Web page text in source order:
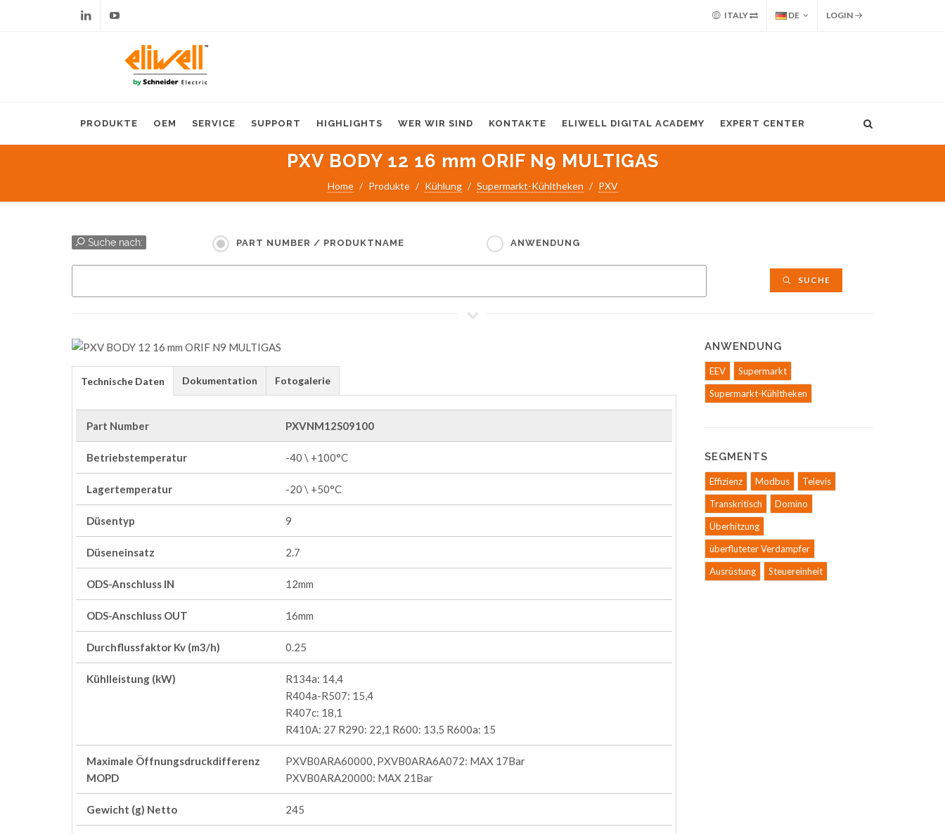
ITALY DE LOGIN
PRODUKTE OEM SERVICE SUPPORT HIGHLIGHTS WER WIR SIND KONTAKTE ELIWELL DIGITAL ACADEMY EXPERT CENTER
PXV BODY 12 16 mm ORIF N9 MULTIGAS
Home Produkte Kühlung Supermarkt-Kühltheken PXV
Suche nach: PART NUMBER / PRODUKTNAME ANWENDUNG
SUCHE
Technische Daten Dokumentation Fotogalerie
Part Number PXVNM12S09100
Betriebstemperatur -40 \ +100°C
Lagertemperatur -20 \ +50°C
Düsentyp 9
Düseneinsatz 2.7
ODS-Anschluss IN 12mm
ODS-Anschluss OUT 16mm
Durchflussfaktor Kv (m3/h) 0.25
Kühlleistung (kW)
R134a: 14,4
R404a-R507: 15,4
R407c: 18,1
R410A: 27 R290: 22,1 R600: 13,5 R600a: 15
Maximale Öffnungsdruckdifferenz
MOPD
PXVB0ARA60000, PXVB0ARA6A072: MAX 17Bar
PXVB0ARA20000: MAX 21Bar
Gewicht (g) Netto 245
ANWENDUNG
EEV
Supermarkt
Supermarkt-Kühltheken
SEGMENTS
Effizienz Modbus
Televis
Transkritisch
Domino
Überhitzung
überfluteter Verdampfer
Ausrüstung
Steuereinheit